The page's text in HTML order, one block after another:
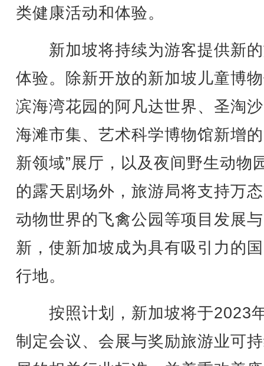
类健康活动和体验。
新加坡将持续为游客提供新
体验。除新开放的新加坡儿童博
滨海湾花园的阿凡达世界、圣淘
海滩市集、艺术科学博物馆新增
新领域”展厅，以及夜间野生动物
的露天剧场外，旅游局将支持万
动物世界的飞禽公园等项目发展
新，使新加坡成为具有吸引力的
行地。
按照计划，新加坡将于2023
制定会议、会展与奖励旅游业可